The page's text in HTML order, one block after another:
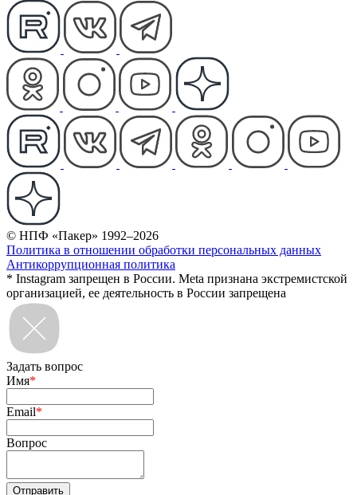
© НПФ «Пакер» 1992–2026
Политика в отношении обработки персональных данных
Антикоррупционная политика
* Instagram запрещен в России. Meta признана экстремистской
организацией, ее деятельность в России запрещена
Задать вопрос
Имя*
Email*
Вопрос